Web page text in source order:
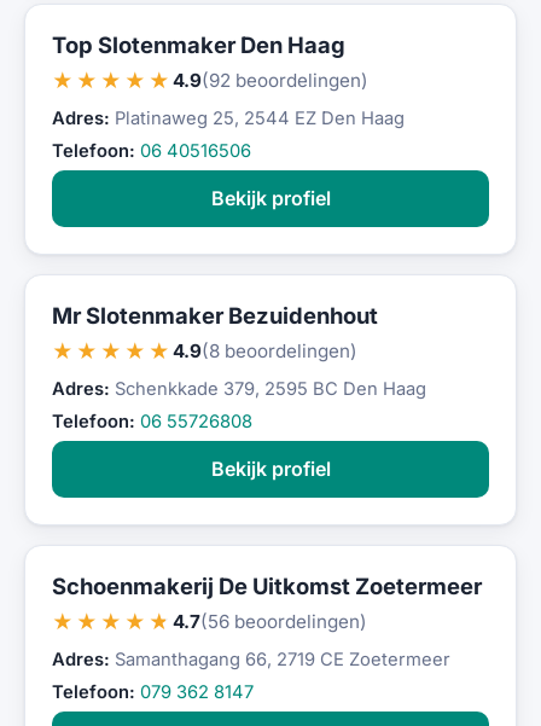
Top Slotenmaker Den Haag
★★★★★ 4.9(92 beoordelingen)
Adres: Platinaweg 25, 2544 EZ Den Haag
Telefoon: 06 40516506
Bekijk profiel
Mr Slotenmaker Bezuidenhout
★★★★★ 4.9(8 beoordelingen)
Adres: Schenkkade 379, 2595 BC Den Haag
Telefoon: 06 55726808
Bekijk profiel
Schoenmakerij De Uitkomst Zoetermeer
★★★★★ 4.7(56 beoordelingen)
Adres: Samanthagang 66, 2719 CE Zoetermeer
Telefoon: 079 362 8147